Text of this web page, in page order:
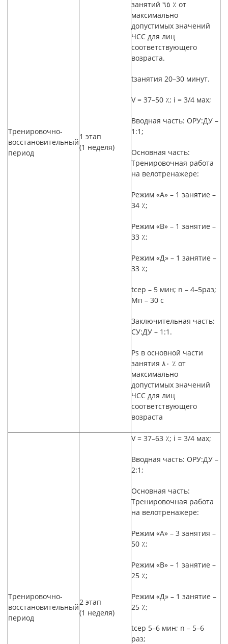
Тренировочно-
восстановительный
период
1 этап
(1 неделя)
занятий ٦٥ ٪ от
максимально
допустимых значений
ЧСС для лиц
соответствующего
возраста.
tзанятия 20–30 минут.
V= 37–50 ٪; i = 3/4 мах;
Вводная часть: ОРУ:ДУ –
1:1;
Основная часть:
Тренировочная работа
на велотренажере:
Режим «А» – 1 занятие –
34 ٪;
Режим «В» – 1 занятие –
33 ٪;
Режим «Д» – 1 занятие –
33 ٪;
tсер – 5 мин; n – 4–5раз;
Мп – 30 с
Заключительная часть:
СУ:ДУ – 1:1.
Ps в основной части
занятия ٨٠ ٪ от
максимально
допустимых значений
ЧСС для лиц
соответствующего
возраста
Тренировочно-
восстановительный
период
2 этап
(1 неделя)
V = 37–63 ٪; i = 3/4 мах;
Вводная часть: ОРУ:ДУ –
2:1;
Основная часть:
Тренировочная работа
на велотренажере:
Режим «А» – 3 занятия –
50 ٪;
Режим «В» – 1 занятие –
25 ٪;
Режим «Д» – 1 занятие –
25 ٪;
tсер 5–6 мин; n – 5–6
раз;